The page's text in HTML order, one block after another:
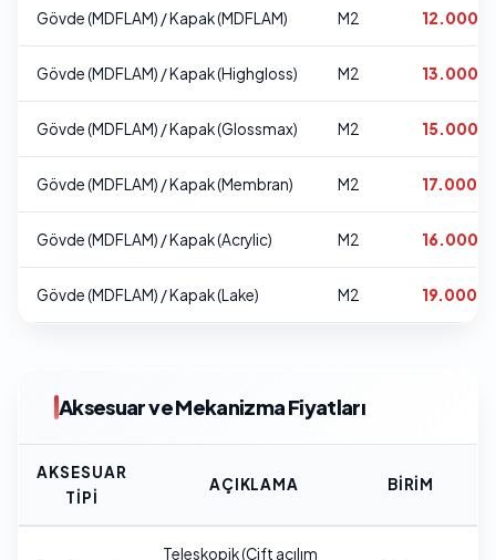
Gövde (MDFLAM) / Kapak (MDFLAM) M2 12.000
Gövde (MDFLAM) / Kapak (Highgloss) M2 13.000
Gövde (MDFLAM) / Kapak (Glossmax) M2 15.000
Gövde (MDFLAM) / Kapak (Membran) M2 17.000
Gövde (MDFLAM) / Kapak (Acrylic) M2 16.000
Gövde (MDFLAM) / Kapak (Lake) M2 19.000
Aksesuar ve Mekanizma Fiyatları
AKSESUAR
TIPI
AÇIKLAMA BIRIM
Teleskopik (Çift açılım